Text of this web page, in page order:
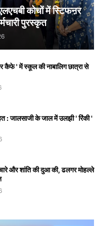
कोचों में स्टिफऩर
पुरस्कृत
' में स्कूल की नाबालिग छात्रा से
: जालसाजी के जाल में उलझी ' रिंकी '
और शांति की दुआ की, ढलगर मोहल्ले